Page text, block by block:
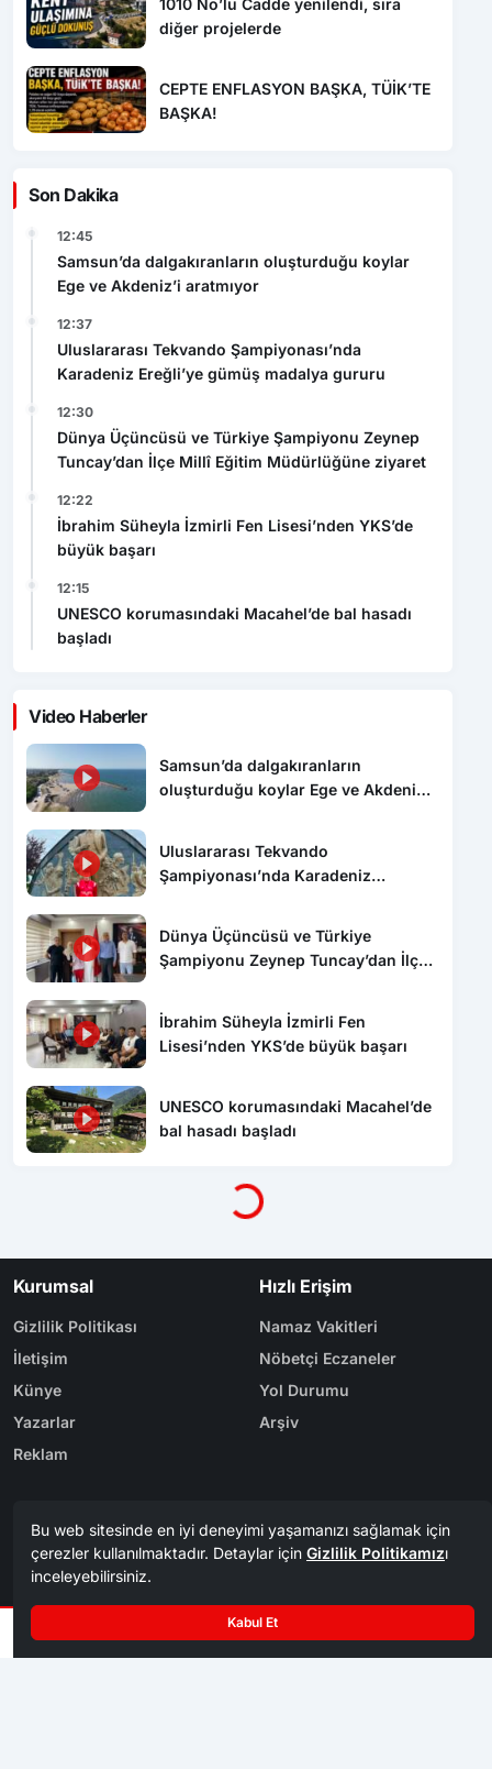
diğer projelerde
CEPTE ENFLASYON BAŞKA, TÜİK’TE
BAŞKA!
Son Dakika
12:45
Samsun’da dalgakıranların oluşturduğu koylar
Ege ve Akdeniz’i aratmıyor
12:37
Uluslararası Tekvando Şampiyonası’nda
Karadeniz Ereğli’ye gümüş madalya gururu
12:30
Dünya Üçüncüsü ve Türkiye Şampiyonu Zeynep
Tuncay’dan İlçe Millî Eğitim Müdürlüğüne ziyaret
12:22
İbrahim Süheyla İzmirli Fen Lisesi’nden YKS’de
büyük başarı
12:15
UNESCO korumasındaki Macahel’de bal hasadı
başladı
Video Haberler
Samsun’da dalgakıranların
oluşturduğu koylar Ege ve Akdeniz’i
Uluslararası Tekvando
Şampiyonası’nda Karadeniz
Dünya Üçüncüsü ve Türkiye
Şampiyonu Zeynep Tuncay’dan İlçe
İbrahim Süheyla İzmirli Fen
Lisesi’nden YKS’de büyük başarı
UNESCO korumasındaki Macahel’de
bal hasadı başladı
Yükleniyor...
Kurumsal
Gizlilik Politikası
İletişim
Künye
Yazarlar
Reklam
Hızlı Erişim
Namaz Vakitleri
Nöbetçi Eczaneler
Yol Durumu
Arşiv
Karabük
Safranbolu
Kastamonu
Bolu
Dünya
Ekonomi
Gündem